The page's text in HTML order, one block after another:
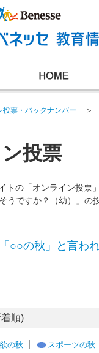
投票・バックナンバー ＞
投票
トの「オンライン投票
うですか？（幼）」の
「○○の秋」と言わ
順)
の秋 スポーツの秋